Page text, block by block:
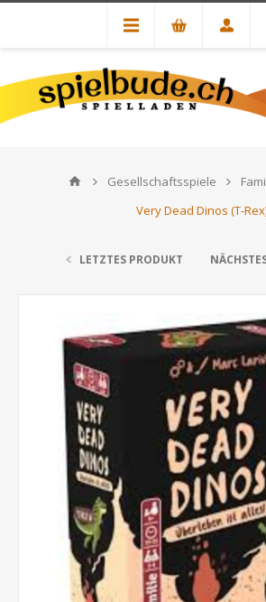
Gesellschaftsspiele
Very Dead Dinos (T-
LETZTES PRODUKT